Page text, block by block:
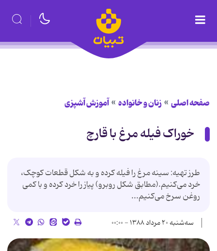
صفحه اصلی زنان و خانواده آموزش آشپزی
خوراک فیله مرغ با قارچ
طرز تهیه: سینه مرغ را فیله کرده و به‌ شکل قطعات کوچک،
خرد می‌کنیم.(مطابق شکل روبرو) پیاز را خرد کرده و با کمی
روغن سرخ می‌کنیم...
سه‌شنبه ۲۰ مرداد ۱۳۸۸ - ۰۰:۰۰